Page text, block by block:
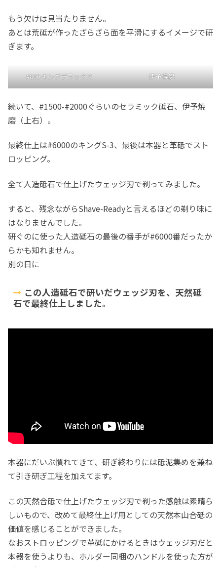
もう欠けは見当たりません。
あとは荒砥が作ったざらざら面を平滑にするイメージで研
ぎます。
#800 キングデラックス 伊予焼磨
続いて、#1500-#2000ぐらいのセラミック砥石、伊予焼
磨（上右）。
最終仕上は#6000のキングS-3、最後は本器と革砥でスト
ロッピング。
全て人造砥石で仕上げたウェッジ刃で剃ってみました。
すると、残念ながらShave-Readyと言えるほどの剃り味に
はなりませんでした。
研ぐのに使った人造砥石の最後の番手が#6000番だったか
らかも知れません。
別の日に
この人造砥石で研いだウェッジ刃を、天然砥
石で最終仕上しました。
本器にだいぶ慣れてきて、研ぎ終わりには砥泥集めを兼ね
て引き研ぎ工程を加えてます。
この天然合砥で仕上げたウェッジ刃で剃った感触は素晴ら
しいもので、改めて最終仕上げ用としての天然本山合砥の
価値を感じることができました。
なおストロッピングで革砥にかけるときはウェッジ刃だと
本器を使うよりも、ホルダー同梱のハンドルを使った方が